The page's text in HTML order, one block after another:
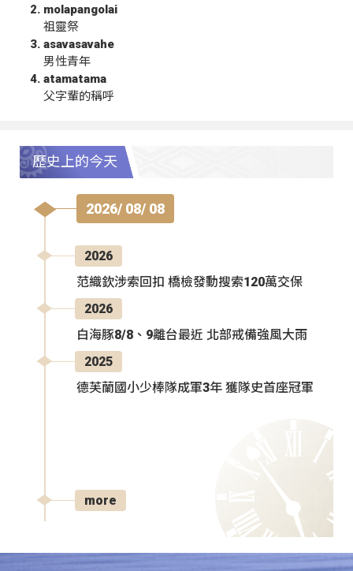
molapangolai
祖靈祭
asavasavahe
男性青年
atamatama
父字輩的稱呼
歷史上的今天
2026/ 08/ 08
2026
范織欽涉索回扣 橋檢發動搜索120萬交保
2026
白海豚8/8、9離台最近 北部戒備強風大雨
2025
德芙蘭國小少棒隊成軍3年 獲隊史首座冠軍
more